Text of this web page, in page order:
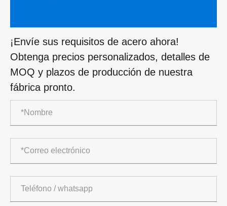
¡Envíe sus requisitos de acero ahora!
Obtenga precios personalizados, detalles de
MOQ y plazos de producción de nuestra
fábrica pronto.